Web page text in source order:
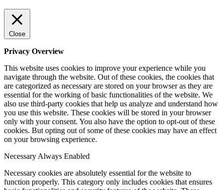
Close
Privacy Overview
This website uses cookies to improve your experience while you
navigate through the website. Out of these cookies, the cookies that
are categorized as necessary are stored on your browser as they are
essential for the working of basic functionalities of the website. We
also use third-party cookies that help us analyze and understand how
you use this website. These cookies will be stored in your browser
only with your consent. You also have the option to opt-out of these
cookies. But opting out of some of these cookies may have an effect
on your browsing experience.
Necessary Always Enabled
Necessary cookies are absolutely essential for the website to
function properly. This category only includes cookies that ensures